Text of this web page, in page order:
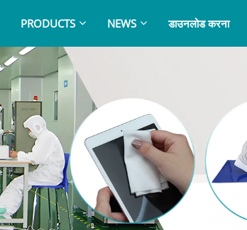
PRODUCTS NEWS डाउनलोड करना